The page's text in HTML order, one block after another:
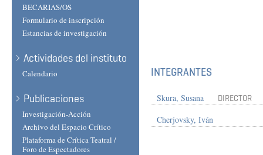
BECARIAS/OS
Formulario de inscripción
Estancias de investigación
Actividades del instituto
Calendario
Publicaciones
Investigación-Acción
Archivo del Espacio Crítico
Plataforma de Crítica Teatral /
Foro de Espectadores
INTEGRANTES
Skura, Susana DIRECTOR
Cherjovsky, Iván